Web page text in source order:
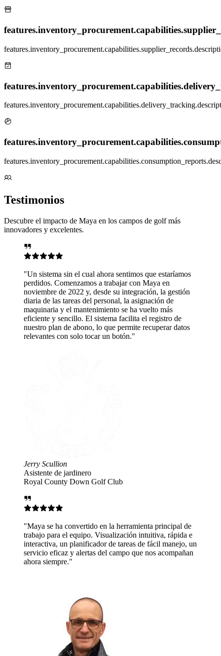
Testimonios
Descubre el impacto de Maya en los campos de golf más
innovadores y excelentes.
sentimos que estaríamos
con Maya en
su integración, la gestión
la asignación de
se ha vuelto más
facilita el registro de
permite recuperar datos
botón."
herramienta principal de
intuitiva, rápida e
tareas de fácil manejo, un
que nos acompañan